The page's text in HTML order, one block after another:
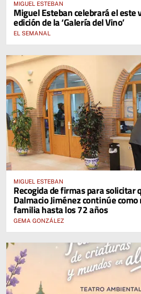
MIGUEL ESTEBAN
Miguel Esteban celebrará el este
edición de la ‘Galería del Vino’
EL SEMANAL
MIGUEL ESTEBAN
Recogida de firmas para solicitar
Dalmacio Jiménez continúe como
familia hasta los 72 años
GEMA GONZÁLEZ